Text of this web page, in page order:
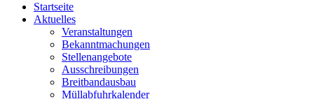
Startseite
Aktuelles
Veranstaltungen
Bekanntmachungen
Stellenangebote
Ausschreibungen
Breitbandausbau
Müllabfuhrkalender